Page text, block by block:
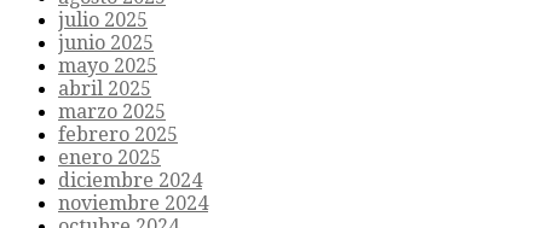
julio 2025
junio 2025
mayo 2025
abril 2025
marzo 2025
febrero 2025
enero 2025
diciembre 2024
noviembre 2024